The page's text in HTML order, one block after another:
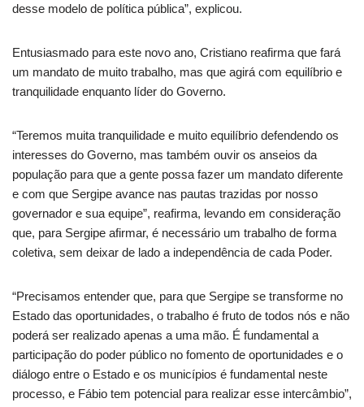
desse modelo de política pública”, explicou.
Entusiasmado para este novo ano, Cristiano reafirma que fará
um mandato de muito trabalho, mas que agirá com equilíbrio e
tranquilidade enquanto líder do Governo.
“Teremos muita tranquilidade e muito equilíbrio defendendo os
interesses do Governo, mas também ouvir os anseios da
população para que a gente possa fazer um mandato diferente
e com que Sergipe avance nas pautas trazidas por nosso
governador e sua equipe”, reafirma, levando em consideração
que, para Sergipe afirmar, é necessário um trabalho de forma
coletiva, sem deixar de lado a independência de cada Poder.
“Precisamos entender que, para que Sergipe se transforme no
Estado das oportunidades, o trabalho é fruto de todos nós e não
poderá ser realizado apenas a uma mão. É fundamental a
participação do poder público no fomento de oportunidades e o
diálogo entre o Estado e os municípios é fundamental neste
processo, e Fábio tem potencial para realizar esse intercâmbio”,